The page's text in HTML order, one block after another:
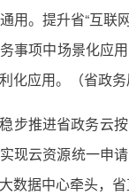
用。提升省“互联
事项中场景化应
化应用。（省政
稳步推进省政务云
现云资源统一申
数据中心牵头，省